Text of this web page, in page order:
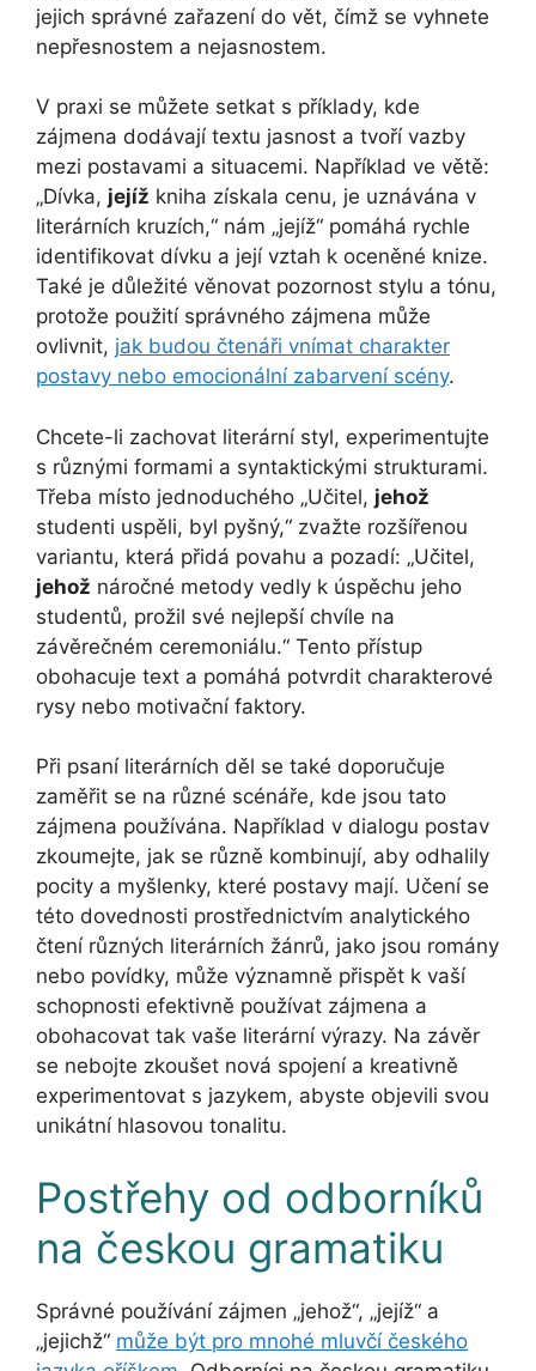
jejich správné zařazení do vět, čímž se vyhnete
nepřesnostem a nejasnostem.
V praxi se můžete setkat s příklady, kde
zájmena dodávají textu jasnost a tvoří vazby
mezi postavami a situacemi. Například ve větě:
„Dívka, jejíž kniha získala cenu, je uznávána v
literárních kruzích,“ nám „jejíž“ pomáhá rychle
identifikovat dívku a její vztah k oceněné knize.
Také je důležité věnovat pozornost stylu a tónu,
protože použití správného zájmena může
ovlivnit, jak budou čtenáři vnímat charakter
postavy nebo emocionální zabarvení scény.
Chcete-li zachovat literární styl, experimentujte
s různými formami a syntaktickými strukturami.
Třeba místo jednoduchého „Učitel, jehož
studenti uspěli, byl pyšný,“ zvažte rozšířenou
variantu, která přidá povahu a pozadí: „Učitel,
jehož náročné metody vedly k úspěchu jeho
studentů, prožil své nejlepší chvíle na
závěrečném ceremoniálu.“ Tento přístup
obohacuje text a pomáhá potvrdit charakterové
rysy nebo motivační faktory.
Při psaní literárních děl se také doporučuje
zaměřit se na různé scénáře, kde jsou tato
zájmena používána. Například v dialogu postav
zkoumejte, jak se různě kombinují, aby odhalily
pocity a myšlenky, které postavy mají. Učení se
této dovednosti prostřednictvím analytického
čtení různých literárních žánrů, jako jsou romány
nebo povídky, může významně přispět k vaší
schopnosti efektivně používat zájmena a
obohacovat tak vaše literární výrazy. Na závěr
se nebojte zkoušet nová spojení a kreativně
experimentovat s jazykem, abyste objevili svou
unikátní hlasovou tonalitu.
Postřehy od odborníků
na českou gramatiku
Správné používání zájmen „jehož“, „jejíž“ a
„jejichž“ může být pro mnohé mluvčí českého